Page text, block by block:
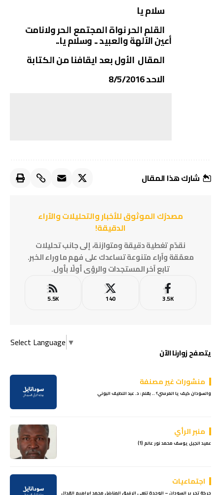
سلام يا
القلم الحر نواة المجتمع الحر ولانامت
أعين الآلهة والعبيد .. وسلام يا..
المقال الأول بعد ايقافنا من الكتابة
الاحد 8/5/2016
شارك هذا المقال
مصدرُك الموثوق للأخبار والتحليلات والآراء
الدقيقة!
نقدّم تغطية دقيقة ومتوازنة، إلى جانب تحليلات
معمّقة وآراء متنوعة تساعدك على فهم ما وراء الخبر.
تابع آخر المستجدات والرؤى أولًا بأول.
3.5K
140
5.5K
Select Language ▼
يتصفح زوارنا الآن
منشورات غير مصنفة
والسودان كيف يا المرسي؟ .. بقلم: د. عبد اللطيف البوني
منبر الرأي
عميد الجيل يوسف محمد نور عالم (1)
اجتماعيات
حركة تحرير السودان – الوحدة تنعى الرفيق المناضل محمد إبراهيم القدال